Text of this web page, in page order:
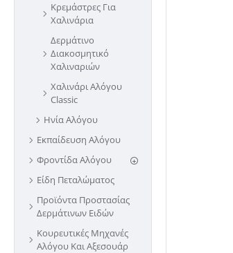
Κρεμάστρες Για
Χαλινάρια
Δερμάτινο
Διακοσμητικό
Χαλιναριών
Χαλινάρι Αλόγου
Classic
Ηνία Αλόγου
Εκπαίδευση Αλόγου
Φροντίδα Αλόγου
Είδη Πεταλώματος
Προϊόντα Προστασίας
Δερμάτινων Ειδών
Κουρευτικές Μηχανές
Αλόγου Και Αξεσουάρ